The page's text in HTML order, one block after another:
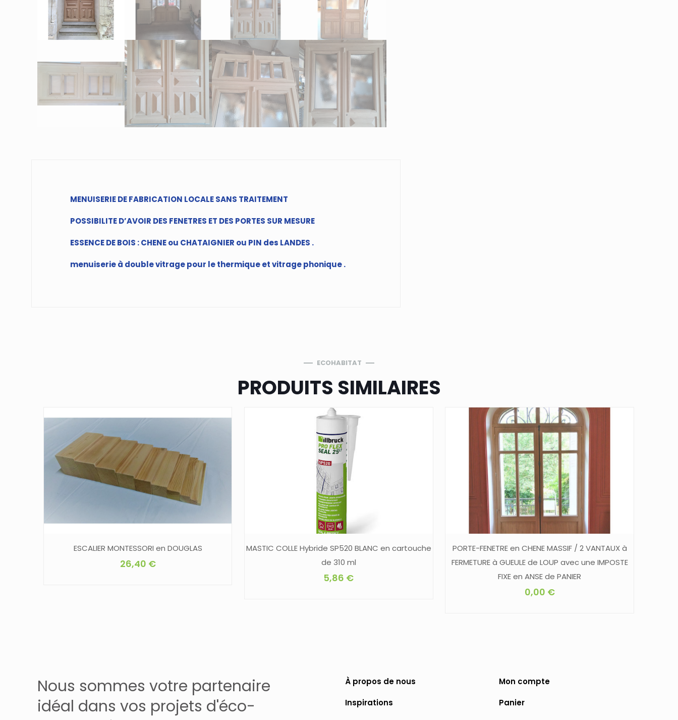
MENUISERIE DE FABRICATION LOCALE SANS TRAITEMENT
POSSIBILITE D’AVOIR DES FENETRES ET DES PORTES SUR MESURE
ESSENCE DE BOIS : CHENE ou CHATAIGNIER ou PIN des LANDES .
menuiserie à double vitrage pour le thermique et vitrage phonique .
ECOHABITAT
PRODUITS SIMILAIRES
ESCALIER MONTESSORI en DOUGLAS
26,40 €
MASTIC COLLE Hybride SP520 BLANC en cartouche
de 310 ml
5,86 €
PORTE-FENETRE en CHENE MASSIF / 2 VANTAUX à
FERMETURE à GUEULE de LOUP avec une IMPOSTE
FIXE en ANSE de PANIER
0,00 €
Nous sommes votre partenaire
idéal dans vos projets d'éco-
À propos de nous
Inspirations
Mon compte
Panier